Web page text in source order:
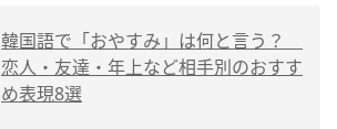
韓国語で「おやすみ」は何と言う？
恋人・友達・年上など相手別のおすす
め表現8選